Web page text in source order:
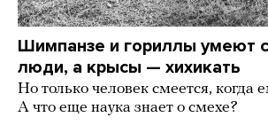
Шимпанзе и гориллы умеют
люди, а крысы — хихикать
Но только человек смеется, когда
А что еще наука знает о смехе?